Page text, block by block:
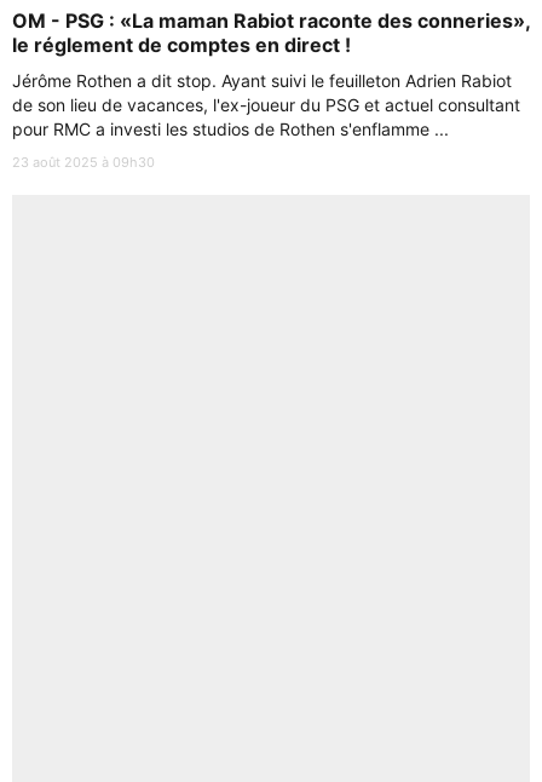
OM - PSG : «La maman Rabiot raconte des conneries»,
le réglement de comptes en direct !
Jérôme Rothen a dit stop. Ayant suivi le feuilleton Adrien Rabiot
de son lieu de vacances, l'ex-joueur du PSG et actuel consultant
pour RMC a investi les studios de Rothen s'enflamme ...
23 août 2025 à 09h30